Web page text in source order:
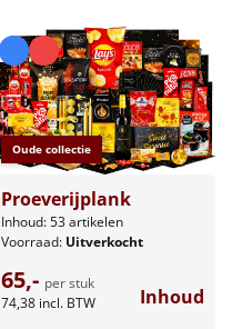
Oude collectie
Proeverijplank
Inhoud: 53 artikelen
Voorraad: Uitverkocht
65,- per stuk
74,38 incl. BTW Inhoud